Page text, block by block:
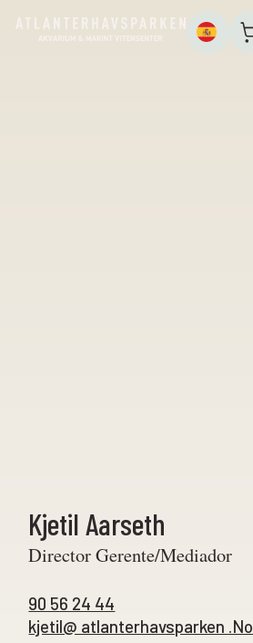
Kjetil Aarseth
Director Gerente/Mediador
90 56 24 44
kjetil@ atlanterhavsparken .No